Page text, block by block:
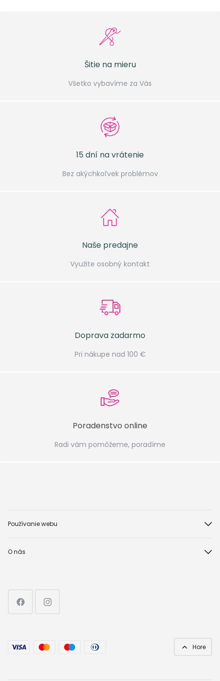
Šitie na mieru
Všetko vybavíme za Vás
15 dní na vrátenie
Bez akýchkoľvek problémov
Naše predajne
Využite osobný kontakt
Doprava zadarmo
Pri nákupe nad 100 €
Poradenstvo online
Radi vám pomôžeme, poradíme
Používanie webu
O nás
Hore